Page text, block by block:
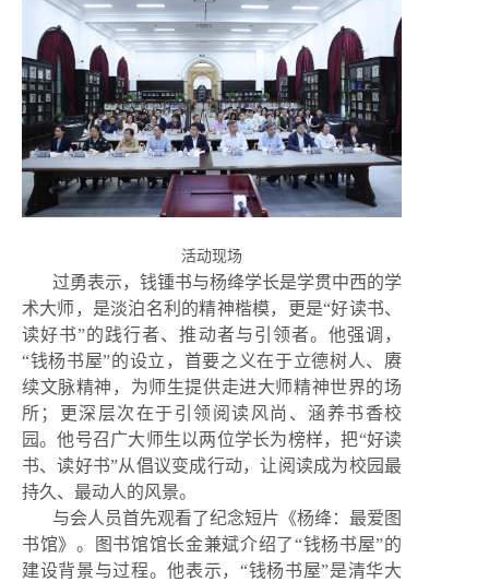
活动现场
过勇表示，钱锺书与杨绛学长是学贯中西的学
术大师，是淡泊名利的精神楷模，更是“好读书、
读好书”的践行者、推动者与引领者。他强调，
“钱杨书屋”的设立，首要之义在于立德树人、赓
续文脉精神，为师生提供走进大师精神世界的场
所；更深层次在于引领阅读风尚、涵养书香校
园。他号召广大师生以两位学长为榜样，把“好读
书、读好书”从倡议变成行动，让阅读成为校园最
持久、最动人的风景。
与会人员首先观看了纪念短片《杨绛：最爱图
书馆》。图书馆馆长金兼斌介绍了“钱杨书屋”的
建设背景与过程。他表示，“钱杨书屋”是清华大